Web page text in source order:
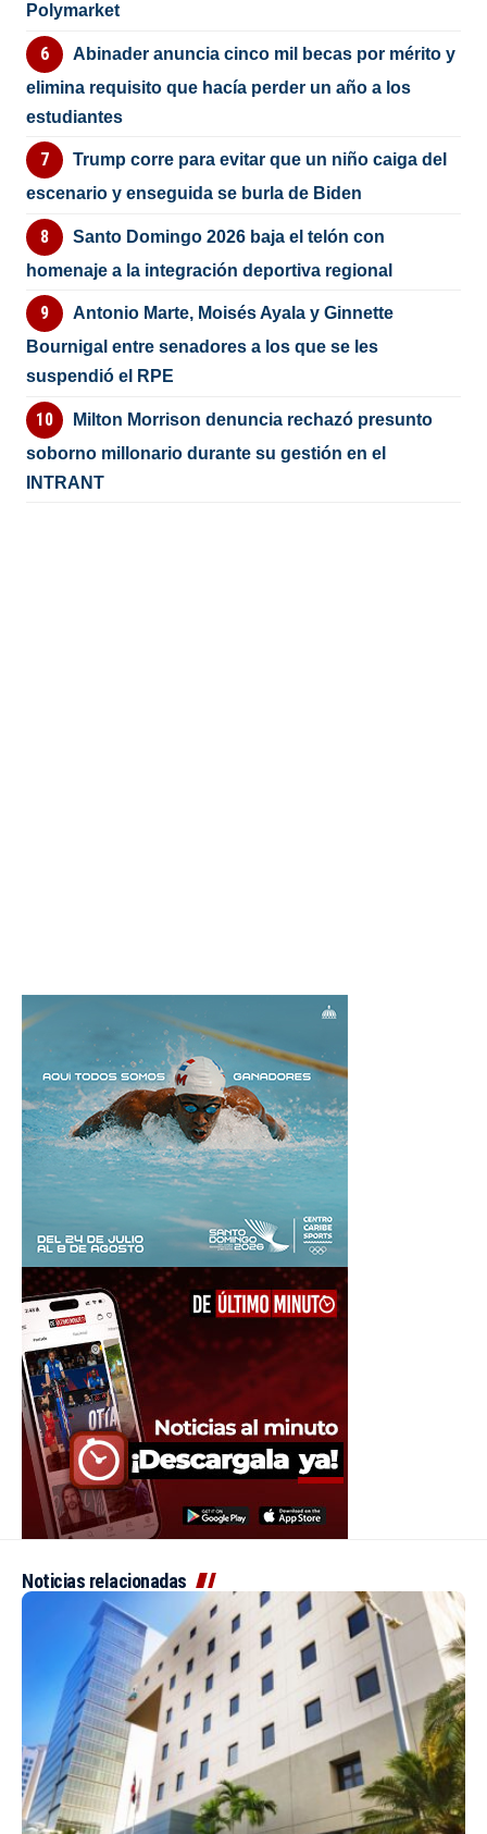
Polymarket
Abinader anuncia cinco mil becas por mérito y
elimina requisito que hacía perder un año a los
estudiantes
Trump corre para evitar que un niño caiga del
escenario y enseguida se burla de Biden
Santo Domingo 2026 baja el telón con
homenaje a la integración deportiva regional
Antonio Marte, Moisés Ayala y Ginnette
Bournigal entre senadores a los que se les
suspendió el RPE
Milton Morrison denuncia rechazó presunto
soborno millonario durante su gestión en el
INTRANT
Noticias relacionadas